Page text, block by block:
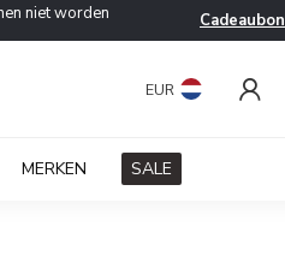
niet worden Cadeaubon
EUR
MERKEN SALE